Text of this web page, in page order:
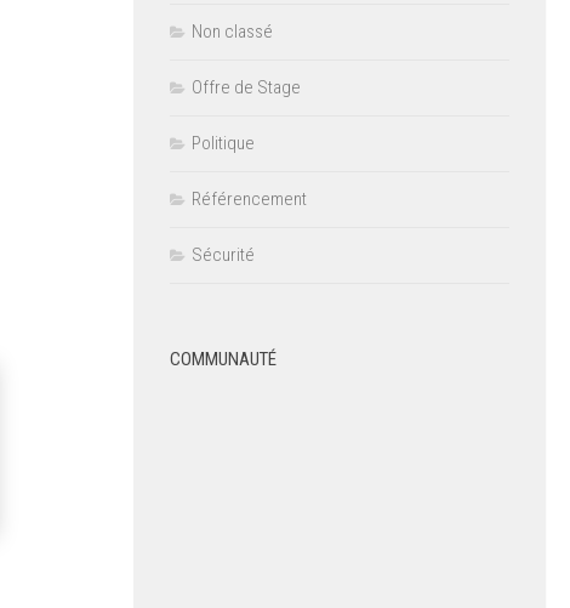
Non classé
Offre de Stage
Politique
Référencement
Sécurité
COMMUNAUTÉ